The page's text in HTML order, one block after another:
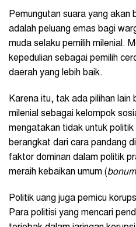
Pemungutan suara yang akan
adalah peluang emas bagi
muda selaku pemilih milenial.
kepedulian sebagai pemilih
daerah yang lebih baik.
Karena itu, tak ada pilihan lain
milenial sebagai kelompok
mengatakan tidak untuk politik
berangkat dari cara pandang
faktor dominan dalam politik
meraih kebaikan umum (
Politik uang juga pemicu
Para politisi yang mencari